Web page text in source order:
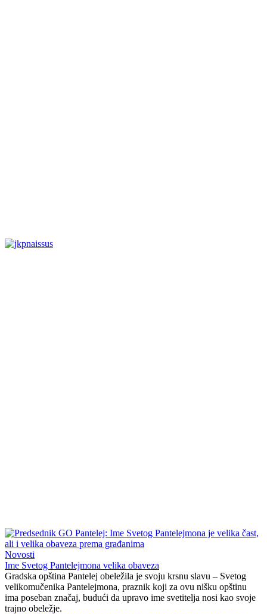
Novosti
Ime Svetog Pantelejmona velika obaveza
Gradska opština Pantelej obeležila je svoju krsnu slavu – Svetog
velikomučenika Pantelejmona, praznik koji za ovu nišku opštinu
ima poseban značaj, budući da upravo ime svetitelja nosi kao svoje
trajno obeležje.